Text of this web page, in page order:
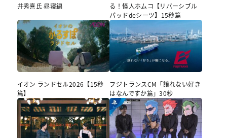
井秀喜氏 昼寝編
る！怪人ホムコ【リバーシブル
パッドdeシーツ】15秒篇
イオン ランドセル2026【15秒
篇】
フジトランスCM「譲れない好き
はなんですか篇」30秒